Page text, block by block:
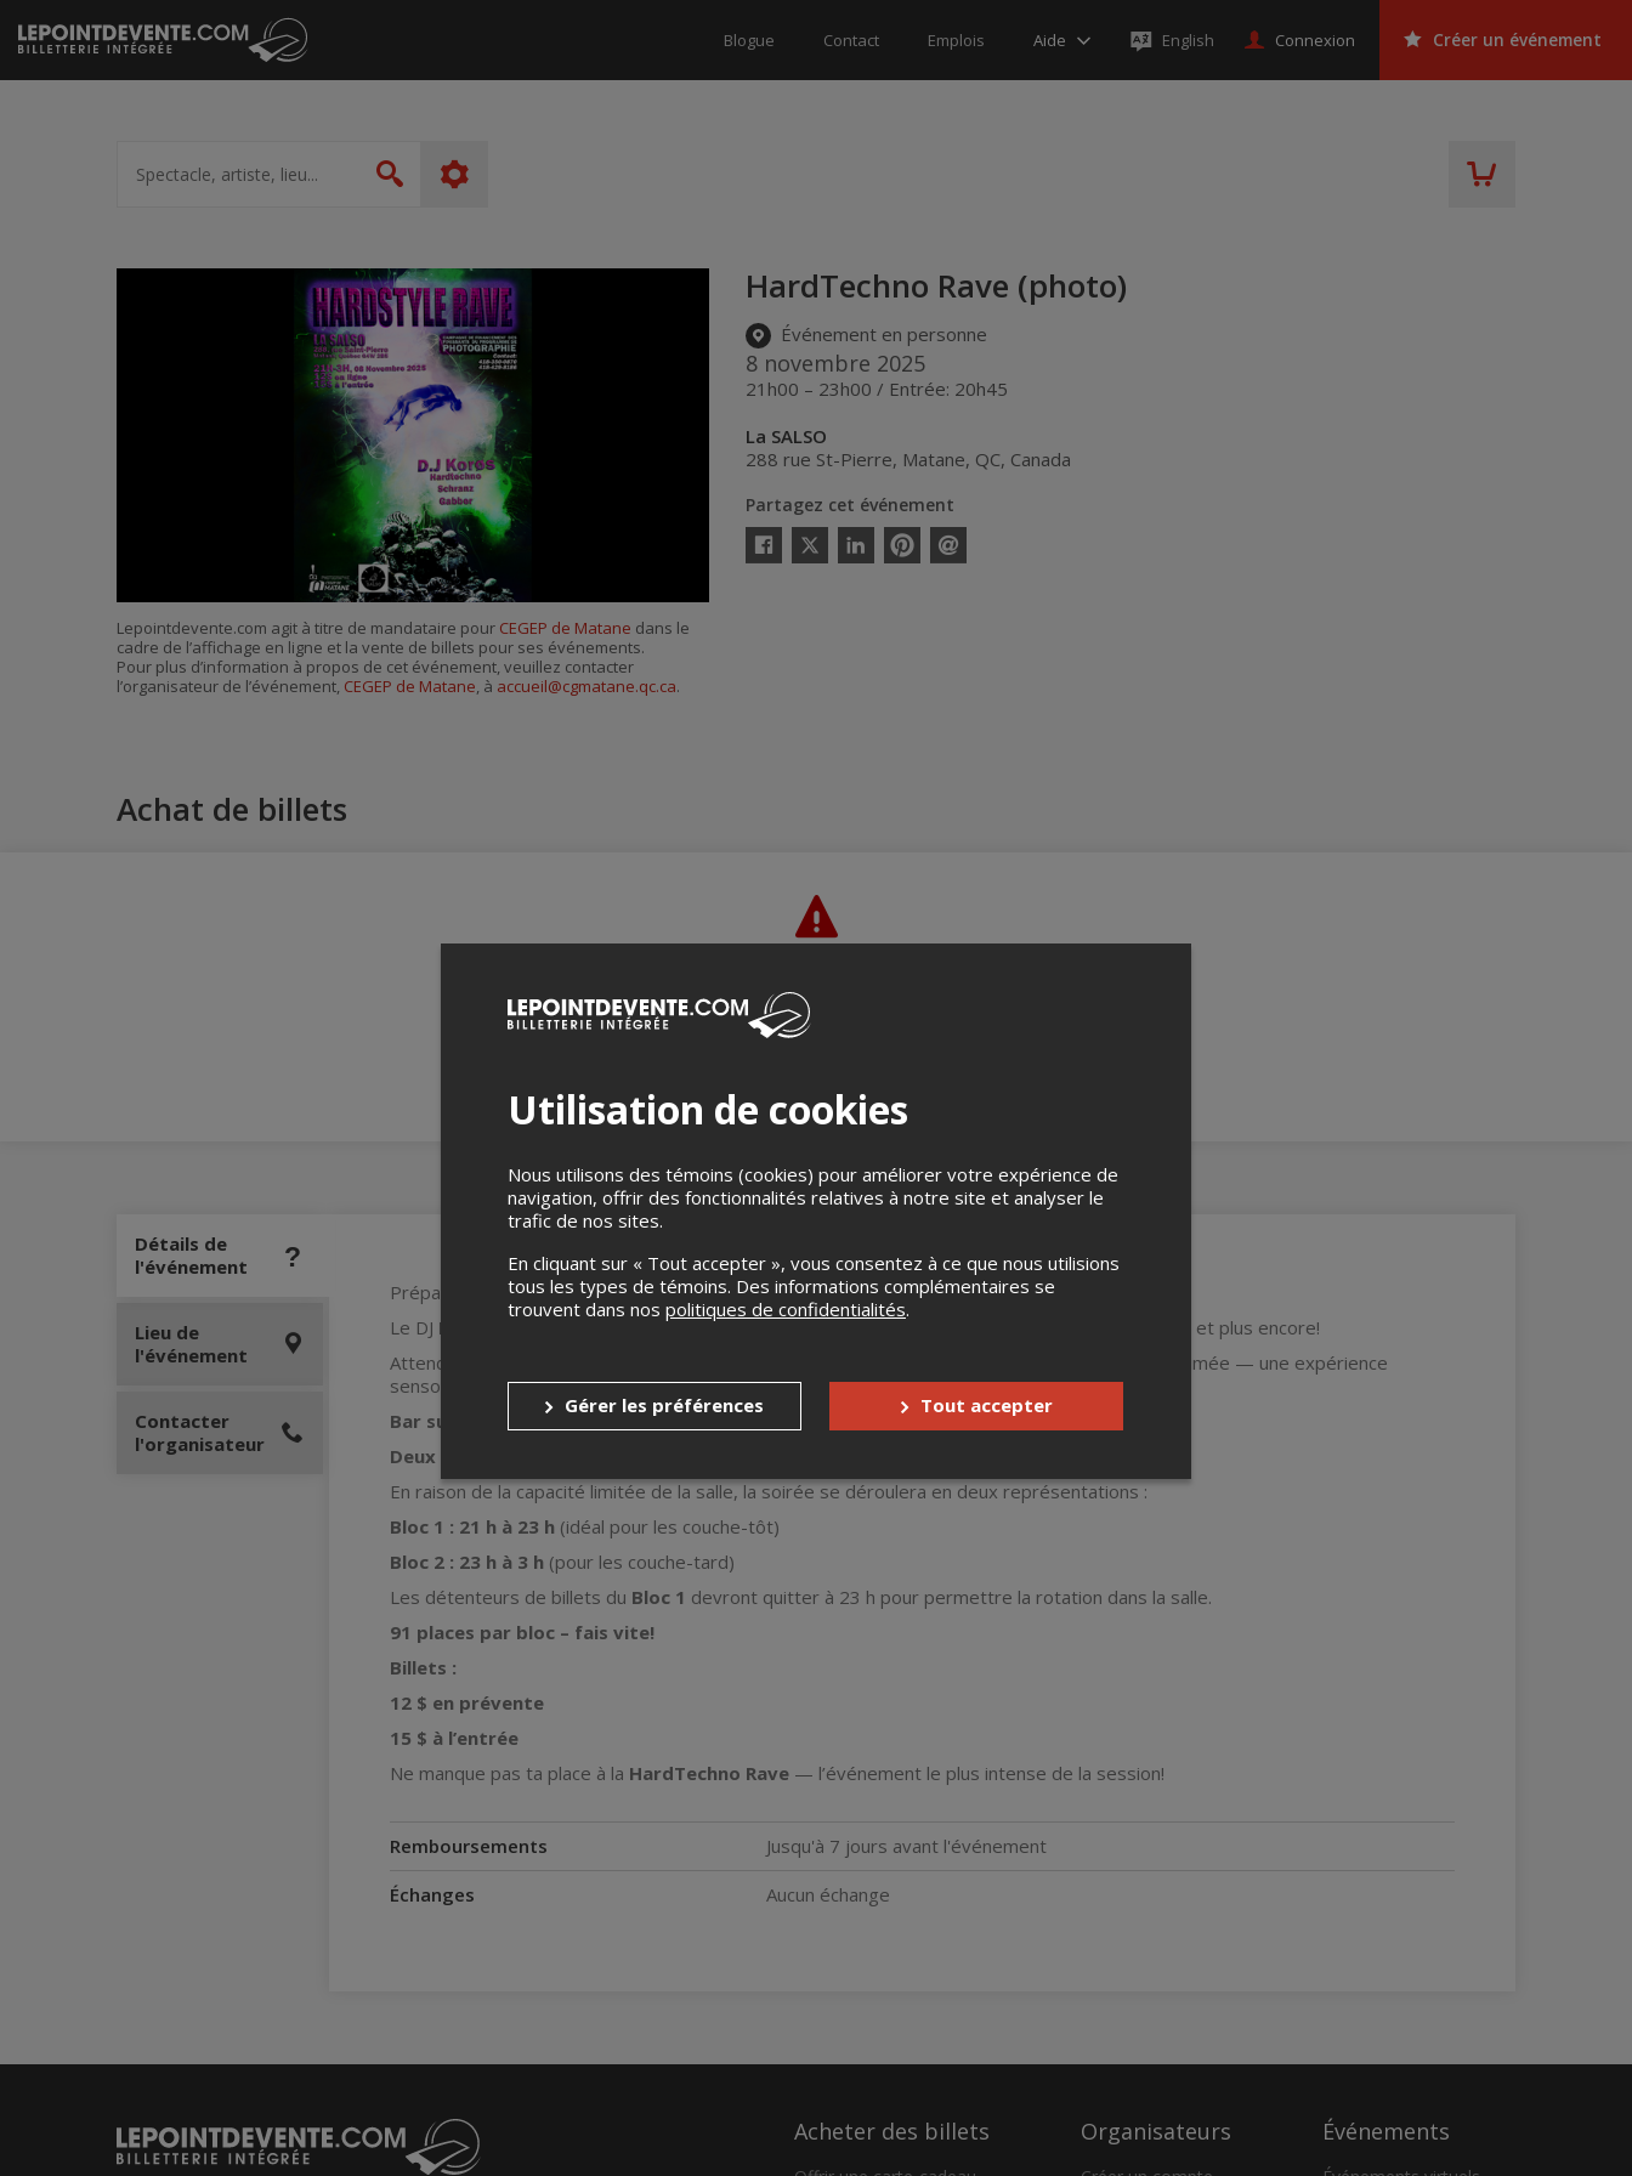
Passer
au
contenu
Blogue Contact Emplois Aide English Connexion Créer un événement
artiste,
lieu...
Rechercher
HardTechno Rave (photo)
Événement en personne
8 novembre 2025
21h00 – 23h00 / Entrée: 20h45
La SALSO
288 rue St-Pierre, Matane, QC, Canada
Partagez cet événement
Facebook
Twitter
LinkedinPinterestEnvoyer
Lepointdevente.com agit à titre de mandataire pour CEGEP de Matane dans le
cadre de l’affichage en ligne et la vente de billets pour ses événements.
Pour plus d’information à propos de cet événement, veuillez contacter
l’organisateur de l’événement, CEGEP de Matane, à accueil@cgmatane.qc.ca.
Achat de billets
Détails de
l'événement
Prépare-toi à une soirée électrisante au Cégep de Matane!
Le DJ Korøs fera vibrer la salle avec une sélection explosive de
et plus encore!
Attends-toi à une ambiance de feu : lasers, projections visuelles, effets lumineux et machine à fumée — une expérience
sensorielle complète imaginée par nos organisatrices!
Bar sur place
offert par la
SALSO
Deux blocs – deux ambiances!
En raison de la capacité limitée de la salle, la soirée se déroulera en deux représentations :
Bloc 1 : 21 h à 23 h (idéal pour les couche-tôt)
Bloc 2 : 23 h à 3 h (pour les couche-tard)
Les détenteurs de billets du Bloc 1 devront quitter à 23 h pour permettre la rotation dans la salle.
91 places par bloc – fais vite!
Billets :
12 $ en prévente
15 $ à l’entrée
Ne manque pas ta place à la HardTechno Rave — l’événement le plus intense de la session!
Remboursements
Jusqu'à 7 jours avant l'événement
Échanges
Aucun échange
Lieu de
l'événement
Contacter
l'organisateur
Acheter des billets Organisateurs Événements
Utilisation de cookies
Nous utilisons des témoins (cookies) pour améliorer votre expérience de
navigation, offrir des fonctionnalités relatives à notre site et analyser le
trafic de nos sites.
En cliquant sur « Tout accepter », vous consentez à ce que nous utilisions
tous les types de témoins. Des informations complémentaires se
trouvent dans nos politiques de confidentialités.
Gérer les préférences Tout accepter